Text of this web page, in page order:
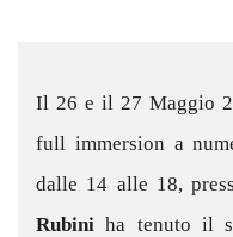
Il 26 e il 27 Maggio
full immersion a
dalle 14 alle 18,
Rubini ha tenuto il